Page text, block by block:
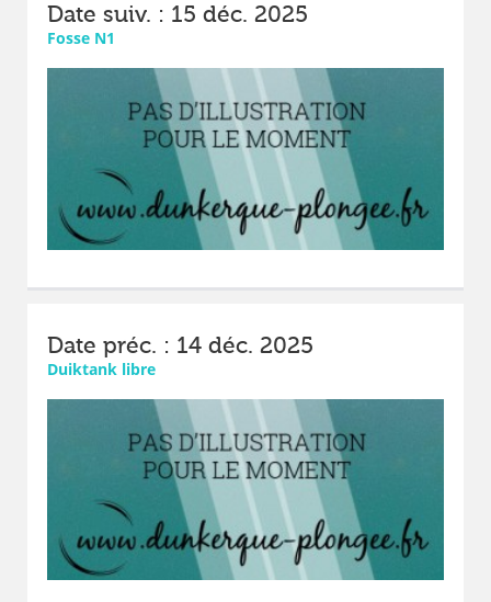
Date suiv. : 15 déc. 2025
Fosse N1
Date préc. : 14 déc. 2025
Duiktank libre